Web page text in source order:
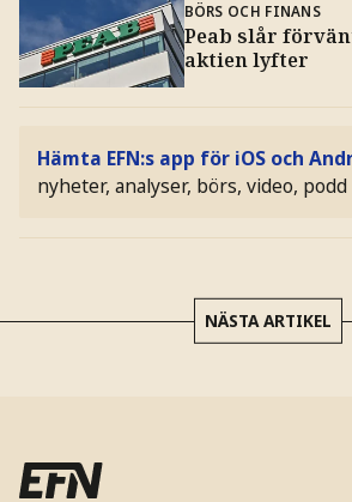
BÖRS OCH FINANS
Peab slår
aktien lyfter
Hämta EFN:s app för iOS och
nyheter, analyser, börs, video, podd
NÄSTA ARTIKEL